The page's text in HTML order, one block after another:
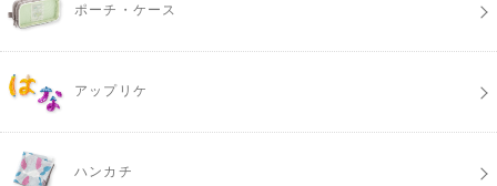
ポーチ・ケース
アップリケ
ハンカチ